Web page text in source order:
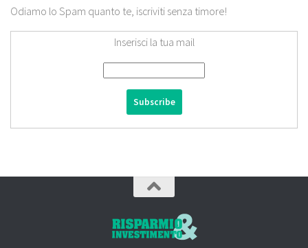
Odiamo lo Spam quanto te, iscriviti senza timore!
Inserisci la tua mail